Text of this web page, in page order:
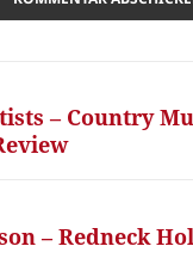
– Country
– Redneck